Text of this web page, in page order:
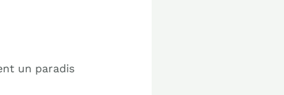
un paradis